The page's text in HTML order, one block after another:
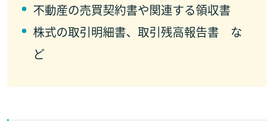
不動産の売買契約書や関連する領収書
株式の取引明細書、取引残高報告書 な
ど